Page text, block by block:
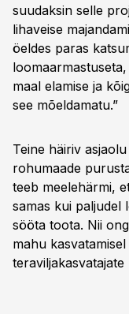
suudaksin selle
lihaveise
öeldes paras
maal elamise ja
see mõeldamatu.”
Teine häiriv
rohumaade
teeb meelehärmi,
samas kui paljudel
sööta toota. Nii
mahu